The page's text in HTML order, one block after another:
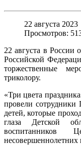
22 августа 2023
Просмотров:
22 августа в России
Российской
торжественные
триколору.
«Три цвета
провели сотрудники
детей, которые
глаза Детской
воспитанников
несовершеннолетних